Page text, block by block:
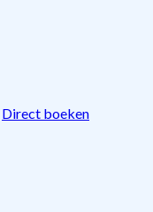
Direct boeken